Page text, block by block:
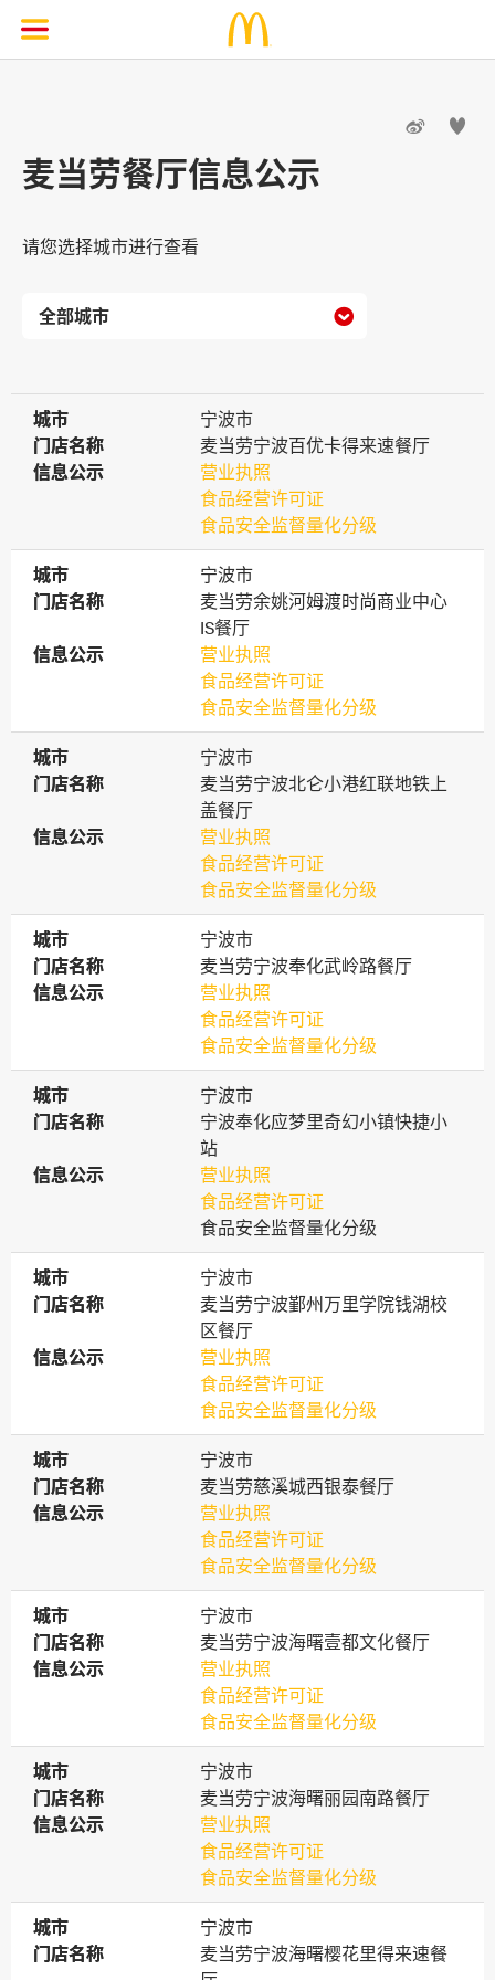
 
麦当劳餐厅信息公示
请您选择城市进行查看

城市
城市
宁波市
门店名称
门店名称
麦当劳宁波百优卡得来速餐厅
信息公示
信息公示
营业执照
食品经营许可证
食品安全监督量化分级
城市
城市
宁波市
门店名称
门店名称
麦当劳余姚河姆渡时尚商业中心
IS餐厅
信息公示
信息公示
营业执照
食品经营许可证
食品安全监督量化分级
城市
城市
宁波市
门店名称
门店名称
麦当劳宁波北仑小港红联地铁上
盖餐厅
信息公示
信息公示
营业执照
食品经营许可证
食品安全监督量化分级
城市
城市
宁波市
门店名称
门店名称
麦当劳宁波奉化武岭路餐厅
信息公示
信息公示
营业执照
食品经营许可证
食品安全监督量化分级
城市
城市
宁波市
门店名称
门店名称
宁波奉化应梦里奇幻小镇快捷小
站
信息公示
信息公示
营业执照
食品经营许可证
食品安全监督量化分级
城市
城市
宁波市
门店名称
门店名称
麦当劳宁波鄞州万里学院钱湖校
区餐厅
信息公示
信息公示
营业执照
食品经营许可证
食品安全监督量化分级
城市
城市
宁波市
门店名称
门店名称
麦当劳慈溪城西银泰餐厅
信息公示
信息公示
营业执照
食品经营许可证
食品安全监督量化分级
城市
城市
宁波市
门店名称
门店名称
麦当劳宁波海曙壹都文化餐厅
信息公示
信息公示
营业执照
食品经营许可证
食品安全监督量化分级
城市
城市
宁波市
门店名称
门店名称
麦当劳宁波海曙丽园南路餐厅
信息公示
信息公示
营业执照
食品经营许可证
食品安全监督量化分级
城市
城市
宁波市
门店名称
门店名称
麦当劳宁波海曙樱花里得来速餐